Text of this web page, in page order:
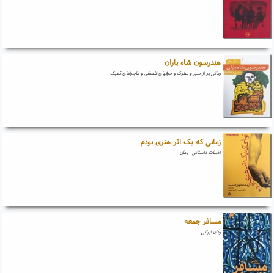
هندرسون شاه باران
رمانی پر از سیر و سلوک و حرفهای فلسفی و ماجراهای کمیک
زمانی که یک اثر هنری بودم
ادبیات داستانی - رمان
مسافر جمعه
رمان ایرانی